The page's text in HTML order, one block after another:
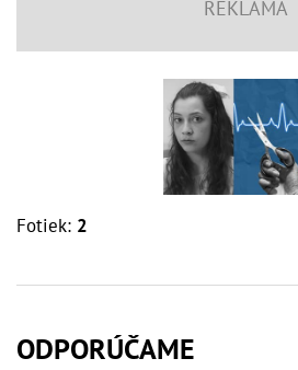
Fotiek: 2
ODPORÚČAME